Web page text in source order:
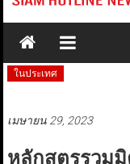
ในประเทศ
เมษายน 29, 2023
หลักสูตรรวมมิ